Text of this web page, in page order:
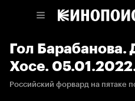
Гол Барабанова.
Хосе.
Российский форвард на пятаке